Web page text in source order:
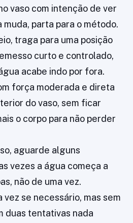
vaso com intenção de ver
muda, parta para o método.
traga para uma posição
curto e controlado,
acabe indo por fora.
força moderada e direta
do vaso, sem ficar
o corpo para não perder
aguarde alguns
vezes a água começa a
não de uma vez.
vez se necessário, mas sem
duas tentativas nada